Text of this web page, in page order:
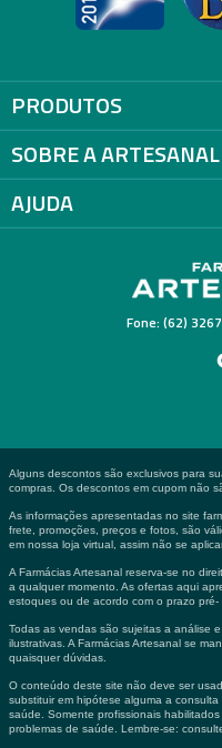
PRODUTOS
SOBRE A ARTESANAL
AJUDA
Fone: (62)
Alguns descontos são exclusivos para
compras. Os descontos em cupom não
As informações apresentadas no site
frete, promoções, preços e fotos, são
em nossa loja virtual, assim não se
A Farmácias Artesanal reserva-se no
a qualquer momento. As ofertas aqui
estoques ou de acordo com o prazo
Todas as vendas são sujeitas a análise
ilustrativas. A Farmácias Artesanal se
quaisquer dúvidas.
O conteúdo deste site não deve ser
substituir em hipótese alguma a
saúde. Somente profissionais
problemas de saúde. Lembre-se: